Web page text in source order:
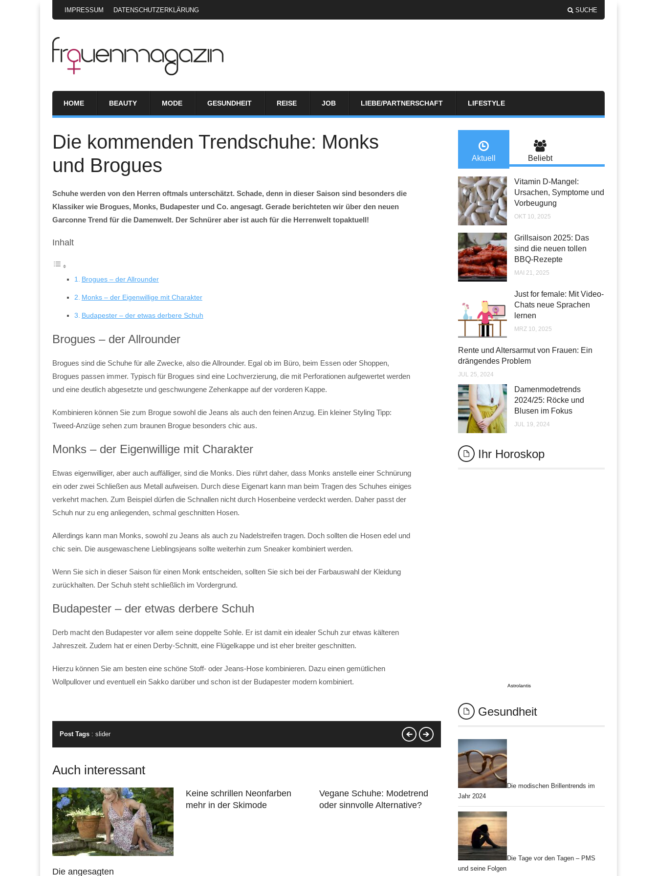
IMPRESSUM DATENSCHUTZERKLÄRUNG SUCHE
HOME BEAUTY MODE GESUNDHEIT REISE JOB LIEBE/PARTNERSCHAFT LIFESTYLE
Die kommenden Trendschuhe: Monks
und Brogues
Schuhe werden von den Herren oftmals unterschätzt. Schade, denn in dieser Saison sind besonders die
Klassiker wie Brogues, Monks, Budapester und Co. angesagt. Gerade berichteten wir über den neuen
Garconne Trend für die Damenwelt. Der Schnürer aber ist auch für die Herrenwelt topaktuell!
Inhalt
Brogues – der Allrounder
Monks – der Eigenwillige mit Charakter
Budapester – der etwas derbere Schuh
Brogues – der Allrounder
Brogues sind die Schuhe für alle Zwecke, also die Allrounder. Egal ob im Büro, beim Essen oder Shoppen,
Brogues passen immer. Typisch für Brogues sind eine Lochverzierung, die mit Perforationen aufgewertet werden
und eine deutlich abgesetzte und geschwungene Zehenkappe auf der vorderen Kappe.
Kombinieren können Sie zum Brogue sowohl die Jeans als auch den feinen Anzug. Ein kleiner Styling Tipp:
Tweed-Anzüge sehen zum braunen Brogue besonders chic aus.
Monks – der Eigenwillige mit Charakter
Etwas eigenwilliger, aber auch auffälliger, sind die Monks. Dies rührt daher, dass Monks anstelle einer Schnürung
ein oder zwei Schließen aus Metall aufweisen. Durch diese Eigenart kann man beim Tragen des Schuhes einiges
verkehrt machen. Zum Beispiel dürfen die Schnallen nicht durch Hosenbeine verdeckt werden. Daher passt der
Schuh nur zu eng anliegenden, schmal geschnitten Hosen.
Allerdings kann man Monks, sowohl zu Jeans als auch zu Nadelstreifen tragen. Doch sollten die Hosen edel und
chic sein. Die ausgewaschene Lieblingsjeans sollte weiterhin zum Sneaker kombiniert werden.
Wenn Sie sich in dieser Saison für einen Monk entscheiden, sollten Sie sich bei der Farbauswahl der Kleidung
zurückhalten. Der Schuh steht schließlich im Vordergrund.
Budapester – der etwas derbere Schuh
Derb macht den Budapester vor allem seine doppelte Sohle. Er ist damit ein idealer Schuh zur etwas kälteren
Jahreszeit. Zudem hat er einen Derby-Schnitt, eine Flügelkappe und ist eher breiter geschnitten.
Hierzu können Sie am besten eine schöne Stoff- oder Jeans-Hose kombinieren. Dazu einen gemütlichen
Wollpullover und eventuell ein Sakko darüber und schon ist der Budapester modern kombiniert.
Post Tags : slider
Auch interessant
Die angesagten
Keine schrillen Neonfarben
mehr in der Skimode
Vegane Schuhe: Modetrend
oder sinnvolle Alternative?
Aktuell Beliebt
Vitamin D-Mangel:
Ursachen, Symptome und
Vorbeugung
OKT 10, 2025
Grillsaison 2025: Das
sind die neuen tollen
BBQ-Rezepte
MAI 21, 2025
Just for female: Mit Video-
Chats neue Sprachen
lernen
MRZ 10, 2025
Rente und Altersarmut von Frauen: Ein
drängendes Problem
JUL 25, 2024
Damenmodetrends
2024/25: Röcke und
Blusen im Fokus
JUL 19, 2024
Ihr Horoskop
Astrolantis
Gesundheit
Die modischen Brillentrends im
Jahr 2024
Die Tage vor den Tagen – PMS
und seine Folgen